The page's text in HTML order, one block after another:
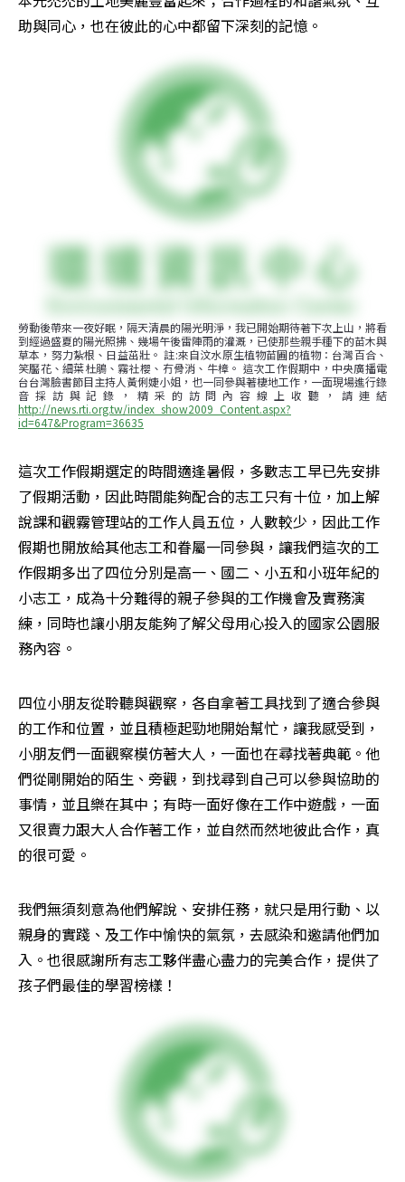
助與同心，也在彼此的心中都留下深刻的記憶。
勞動後帶來一夜好眠，隔天清晨的陽光明淨，我已開始期待著下次上山，將看
到經過盛夏的陽光照拂、幾場午後雷陣雨的灌溉，已使那些親手種下的苗木與
草本，努力紮根、日益茁壯。 註:來自汶水原生植物苗圃的植物：台灣百合、
笑靨花、細葉杜鵑、霧社櫻、冇骨消、牛樟。 這次工作假期中，中央廣播電
台台灣臉書節目主持人黃俐婕小姐，也一同參與著棲地工作，一面現場進行錄
音採訪與記錄，精采的訪問內容線上收聽，請連結
http://news.rti.org.tw/index_show2009_Content.aspx?
id=647&Program=36635
這次工作假期選定的時間適逢暑假，多數志工早已先安排
了假期活動，因此時間能夠配合的志工只有十位，加上解
說課和觀霧管理站的工作人員五位，人數較少，因此工作
假期也開放給其他志工和眷屬一同參與，讓我們這次的工
作假期多出了四位分別是高一、國二、小五和小班年紀的
小志工，成為十分難得的親子參與的工作機會及實務演
練，同時也讓小朋友能夠了解父母用心投入的國家公園服
務內容。
四位小朋友從聆聽與觀察，各自拿著工具找到了適合參與
的工作和位置，並且積極起勁地開始幫忙，讓我感受到，
小朋友們一面觀察模仿著大人，一面也在尋找著典範。他
們從剛開始的陌生、旁觀，到找尋到自己可以參與協助的
事情，並且樂在其中；有時一面好像在工作中遊戲，一面
又很賣力跟大人合作著工作，並自然而然地彼此合作，真
的很可愛。
我們無須刻意為他們解說、安排任務，就只是用行動、以
親身的實踐、及工作中愉快的氣氛，去感染和邀請他們加
入。也很感謝所有志工夥伴盡心盡力的完美合作，提供了
孩子們最佳的學習榜樣！